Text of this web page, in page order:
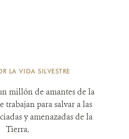
LA VIDA SILVESTRE
millón de amantes de la
trabajan para salvar a las
y amenazadas de la
Tierra.